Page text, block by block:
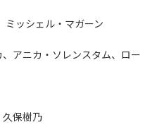
ッシェル・マガーン
アニカ・ソレンスタム、ロー
保樹乃